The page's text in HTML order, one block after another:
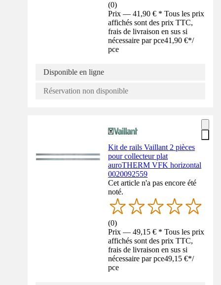
(0)
Prix — 41,90 € * Tous les prix
affichés sont des prix TTC,
frais de livraison en sus si
nécessaire par pce41,90 €*/
pce
Disponible en ligne
Réservation non disponible
Kit de rails Vaillant 2 pièces
pour collecteur plat
auroTHERM VFK horizontal
0020092559
Cet article n'a pas encore été
noté.
(0)
Prix — 49,15 € * Tous les prix
affichés sont des prix TTC,
frais de livraison en sus si
nécessaire par pce49,15 €*/
pce